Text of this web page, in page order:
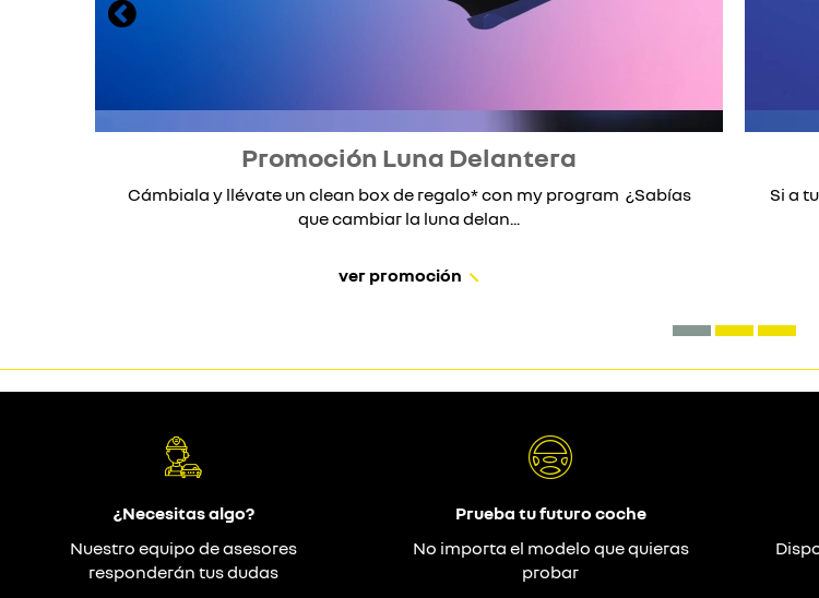
Promoción Luna Delantera
Cámbiala y llévate un clean box de regalo* con my program ¿Sabías
que cambiar la luna delan...
ver promoción
Si a
¿Necesitas algo?
Nuestro equipo de asesores
responderán tus dudas
Prueba tu futuro coche
No importa el modelo que quieras
probar